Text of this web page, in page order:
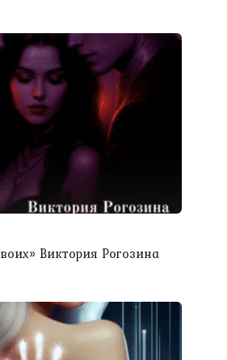
Виктория Рогозина